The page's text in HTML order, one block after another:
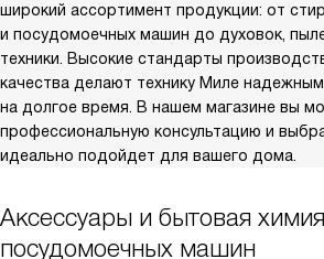
широкий ассортимент продукции: от
и посудомоечных машин до духовок,
техники. Высокие стандарты
качества делают технику Миле
на долгое время. В нашем магазине вы
профессиональную консультацию и
идеально подойдет для вашего дома.
Аксессуары и бытовая
посудомоечных машин